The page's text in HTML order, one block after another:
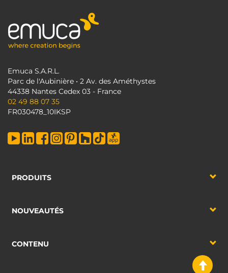
Emuca S.A.R.L.
Parc de l'Aubinière • 2 Av. des Améthystes
44338 Nantes Cedex 03 - France
02 49 88 07 35
FR030478_10IKSP
PRODUITS
NOUVEAUTÉS
CONTENU